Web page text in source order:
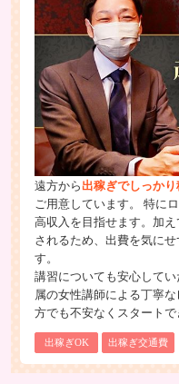
遠方から出稼ぎでしっか
ご用意しています。 特に
高収入を目指せます。加え
されるため、出費を気に
す。
講習についても安心して
属の女性講師による丁寧
方でも不安なくスタートで
出稼ぎOK 出稼ぎ交通費